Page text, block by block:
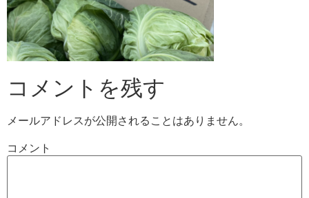
コメントを残す
メールアドレスが公開されることはありません。
コメント